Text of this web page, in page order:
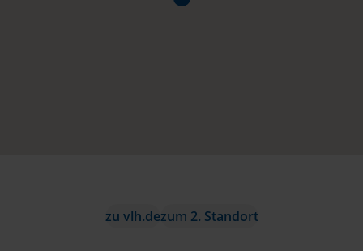
zu vlh.dezum 2. Standort